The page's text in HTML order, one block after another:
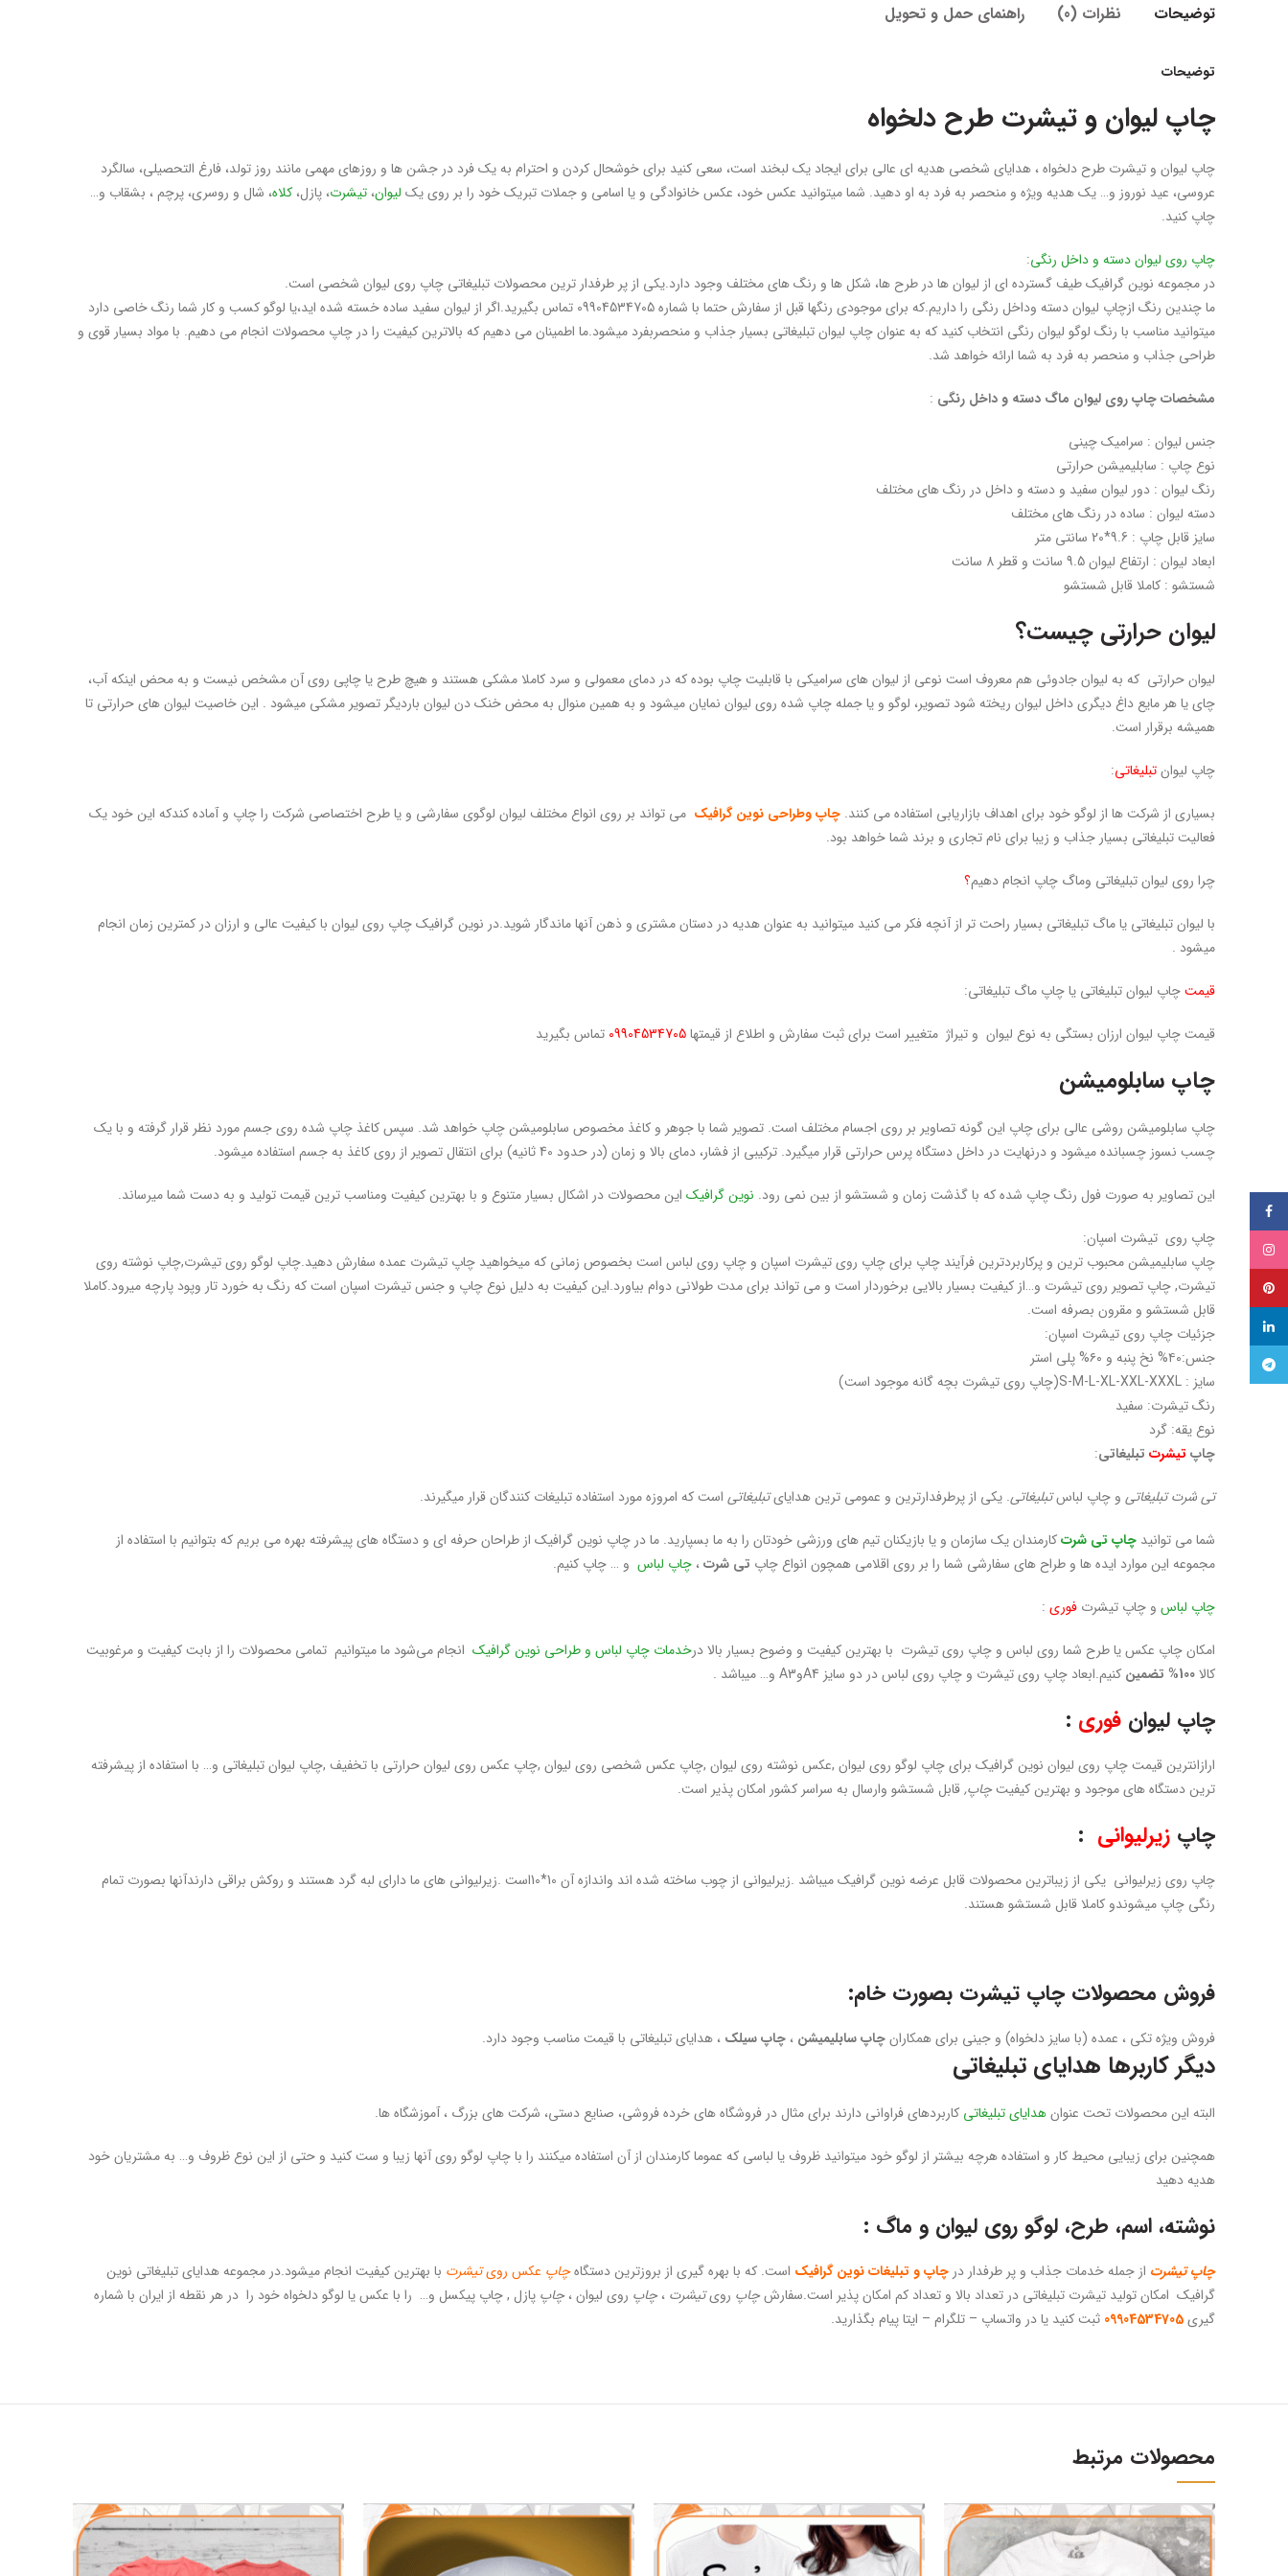
توضیحات نظرات (0) راهنمای حمل و تحویل
توضیحات
چاپ لیوان و تیشرت طرح دلخواه
چاپ لیوان و تیشرت طرح دلخواه ، هدایای شخصی هدیه ای عالی برای ایجاد یک لبخند است، سعی کنید برای خوشحال کردن و احترام به یک فرد در جشن ها و روزهای مهمی مانند روز تولد، فارغ التحصیلی، سالگرد
عروسی، عید نوروز و… یک هدیه ویژه و منحصر به فرد به او دهید. شما میتوانید عکس خود، عکس خانوادگی و یا اسامی و جملات تبریک خود را بر روی یک لیوان، تیشرت، پازل، کلاه، شال و روسری، پرچم ، بشقاب و…
چاپ کنید.
چاپ روی لیوان دسته و داخل رنگی:
در مجموعه نوین گرافیک طیف گسترده ای از لیوان ها در طرح ها، شکل ها و رنگ های مختلف وجود دارد.یکی از پر طرفدار ترین محصولات تبلیغاتی چاپ روی لیوان شخصی است.
ما چندین رنگ ازچاپ لیوان دسته وداخل رنگی را داریم.که برای موجودی رنگها قبل از سفارش حتما با شماره 09904534705 تماس بگیرید.اگر از لیوان سفید ساده خسته شده اید،یا لوگو کسب و کار شما رنگ خاصی دارد
میتوانید مناسب با رنگ لوگو لیوان رنگی انتخاب کنید که به عنوان چاپ لیوان تبلیغاتی بسیار جذاب و منحصربفرد میشود.ما اطمینان می دهیم که بالاترین کیفیت را در چاپ محصولات انجام می دهیم. با مواد بسیار قوی و
طراحی جذاب و منحصر به فرد به شما ارائه خواهد شد.
مشخصات چاپ روی لیوان ماگ دسته و داخل رنگی :
جنس لیوان : سرامیک چینی
نوع چاپ : سابلیمیشن حرارتی
رنگ لیوان : دور لیوان سفید و دسته و داخل در رنگ های مختلف
دسته لیوان : ساده در رنگ های مختلف
سایز قابل چاپ : 9.6*20 سانتی متر
ابعاد لیوان : ارتفاع لیوان 9.5 سانت و قطر 8 سانت
شستشو : کاملا قابل شستشو
لیوان حرارتی چیست؟
لیوان حرارتی که به لیوان جادوئی هم معروف است نوعی از لیوان های سرامیکی با قابلیت چاپ بوده که در دمای معمولی و سرد کاملا مشکی هستند و هیچ طرح یا چاپی روی آن مشخص نیست و به محض اینکه آب،
چای یا هر مایع داغ دیگری داخل لیوان ریخته شود تصویر، لوگو و یا جمله چاپ شده روی لیوان نمایان میشود و به همین منوال به محض خنک دن لیوان باردیگر تصویر مشکی میشود . این خاصیت لیوان های حرارتی تا
همیشه برقرار است.
چاپ لیوانتبلیغاتی:
بسیاری از شرکت ها از لوگو خود برای اهداف بازاریابی استفاده می کنند. چاپ وطراحی نوین گرافیک می تواند بر روی انواع مختلف لیوان لوگوی سفارشی و یا طرح اختصاصی شرکت را چاپ و آماده کندکه این خود یک
فعالیت تبلیغاتی بسیار جذاب و زیبا برای نام تجاری و برند شما خواهد بود.
چرا روی لیوان تبلیغاتی وماگ چاپ انجام دهیم؟
با لیوان تبلیغاتی یا ماگ تبلیغاتی بسیار راحت تر از آنچه فکر می کنید میتوانید به عنوان هدیه در دستان مشتری و ذهن آنها ماندگار شوید.در نوین گرافیک چاپ روی لیوان با کیفیت عالی و ارزان در کمترین زمان انجام
میشود .
قیمتچاپ لیوان تبلیغاتی یا چاپ ماگ تبلیغاتی:
قیمت چاپ لیوان ارزان بستگی به نوع لیوان و تیراژ متغییر است برای ثبت سفارش و اطلاع از قیمتها تماس بگیرید
چاپ سابلومیشن
چاپ سابلومیشن روشی عالی برای چاپ این گونه تصاویر بر روی اجسام مختلف است. تصویر شما با جوهر و کاغذ مخصوص سابلومیشن چاپ خواهد شد. سپس کاغذ چاپ شده روی جسم مورد نظر قرار گرفته و با یک
چسب نسوز چسبانده میشود و درنهایت در داخل دستگاه پرس حرارتی قرار میگیرد. ترکیبی از فشار، دمای بالا و زمان (در حدود 40 ثانیه) برای انتقال تصویر از روی کاغذ به جسم استفاده میشود.
این تصاویر به صورت فول رنگ چاپ شده که با گذشت زمان و شستشو از بین نمی رود. نوین گرافیک این محصولات در اشکال بسیار متنوع و با بهترین کیفیت ومناسب ترین قیمت تولید و به دست شما میرساند.
چاپ روی تیشرت اسپان:
چاپ سابلیمیشن محبوب ترین و پرکاربردترین فرآیند چاپ برای چاپ روی تیشرت اسپان و چاپ روی لباس است بخصوص زمانی که میخواهید چاپ تیشرت عمده سفارش دهید.چاپ لوگو روی تیشرت,چاپ نوشته روی
تیشرت, چاپ تصویر روی تیشرت و…از کیفیت بسیار بالایی برخوردار است و می تواند برای مدت طولانی دوام بیاورد.این کیفیت به دلیل نوع چاپ و جنس تیشرت اسپان است که رنگ به خورد تار وپود پارچه میرود.کاملا
قابل شستشو و مقرون بصرفه است.
جزئیات چاپ روی تیشرت اسپان:
جنس:۴۰% نخ پنبه و ۶۰% پلی استر
سایز : S-M-L-XL-XXL-XXXL(چاپ روی تیشرت بچه گانه موجود است)
رنگ تیشرت: سفید
نوع یقه: گرد
چاپ تیشرت تبلیغاتی:
تی شرت تبلیغاتی و چاپ لباستبلیغاتی. یکی از پرطرفدارترین و عمومی ترین هدایایتبلیغاتی است که امروزه مورد استفاده تبلیغات کنندگان قرار میگیرند.
شما می توانید چاپ تی شرتکارمندان یک سازمان و یا بازیکنان تیم های ورزشی خودتان را به ما بسپارید. ما در چاپ نوین گرافیک از طراحان حرفه ای و دستگاه های پیشرفته بهره می بریم که بتوانیم با استفاده از
مجموعه این موارد ایده ها و طراح های سفارشی شما را بر روی اقلامی همچون انواع چاپ تی شرت، چاپ لباس و … چاپ کنیم.
چاپ لباس و چاپ تیشرت فوری :
امکان چاپ عکس یا طرح شما روی لباس و چاپ روی تیشرت با بهترین کیفیت و وضوح بسیار بالا درخدمات چاپ لباس و طراحی نوین گرافیک انجام می‌شود ما میتوانیم تمامی محصولات را از بابت کیفیت و مرغوبیت
کالا100% تضمین کنیم.ابعاد چاپ روی تیشرت و چاپ روی لباس در دو سایز A4وA3 و… میباشد .
چاپ لیوان فوری :
ارازانترین قیمت چاپ روی لیوان نوین گرافیک برای چاپ لوگو روی لیوان ,عکس نوشته روی لیوان ,چاپ عکس شخصی روی لیوان ,چاپ عکس روی لیوانحرارتی با تخفیف ,چاپ لیوان تبلیغاتی و… با استفاده از پیشرفته
ترین دستگاه های موجود و بهترین کیفیتچاپ,قابل شستشو وارسال به سراسر کشور امکان پذیر است.
چاپ زیرلیوانی :
چاپ روی زیرلیوانی یکی از زیباترین محصولات قابل عرضه نوین گرافیک میباشد .زیرلیوانی از چوب ساخته شده اند واندازه آن 10*10است .زیرلیوانی های ما دارای لبه گرد هستند و روکش براقی دارندآنها بصورت تمام
رنگی چاپ میشوندو کاملا قابل شستشو هستند.
فروش محصولات چاپ تیشرت بصورت خام:
فروش ویژه تکی ، عمده (با سایز دلخواه) و جینی برای همکارانچاپ سابلیمیشن ، چاپ سیلک ، هدایای تبلیغاتی با قیمت مناسب وجود دارد.
دیگر کاربرها هدایای تبلیغاتی
البته این محصولات تحت عنوانهدایای تبلیغاتی کاربردهای فراوانی دارند برای مثال در فروشگاه های خرده فروشی، صنایع دستی، شرکت های بزرگ ، آموزشگاه ها.
همچنین برای زیبایی محیط کار و استفاده هرچه بیشتر از لوگو خود میتوانید ظروف یا لباسی که عموما کارمندان از آن استفاده میکنند را با چاپ لوگو روی آنها زیبا و ست کنید و حتی از این نوع ظروف و… به مشتریان خود
هدیه دهید
نوشته، اسم، طرح، لوگو روی لیوان و ماگ :
چاپ تیشرت از جمله خدمات جذاب و پر طرفدار در چاپ و تبلیغات نوین گرافیک است. که با بهره گیری از بروزترین دستگاهچاپ عکس رویتیشرت با بهترین کیفیت انجام میشود.در مجموعه هدایای تبلیغاتی نوین
گرافیک امکان تولید تیشرت تبلیغاتی در تعداد بالا و تعداد کم امکان پذیر است.سفارشچاپ رویتیشرت ،چاپ روی لیوان ،چاپ پازل , چاپ پیکسل و… را با عکس یا لوگو دلخواه خود را در هر نقطه از ایران با شماره
گیری09904534705 ثبت کنید یا در واتساپ – تلگرام – ایتا پیام بگذارید.
محصولات مرتبط
فیسبوک
اینستاگرام
پینترست
لینکدین
تلگرام